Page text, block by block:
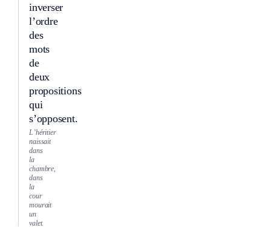
inverser
l’ordre
des
mots
de
deux
propositions
qui
s’opposent.
L’héritier
naissait
dans
la
chambre,
dans
la
cour
mourait
un
valet.